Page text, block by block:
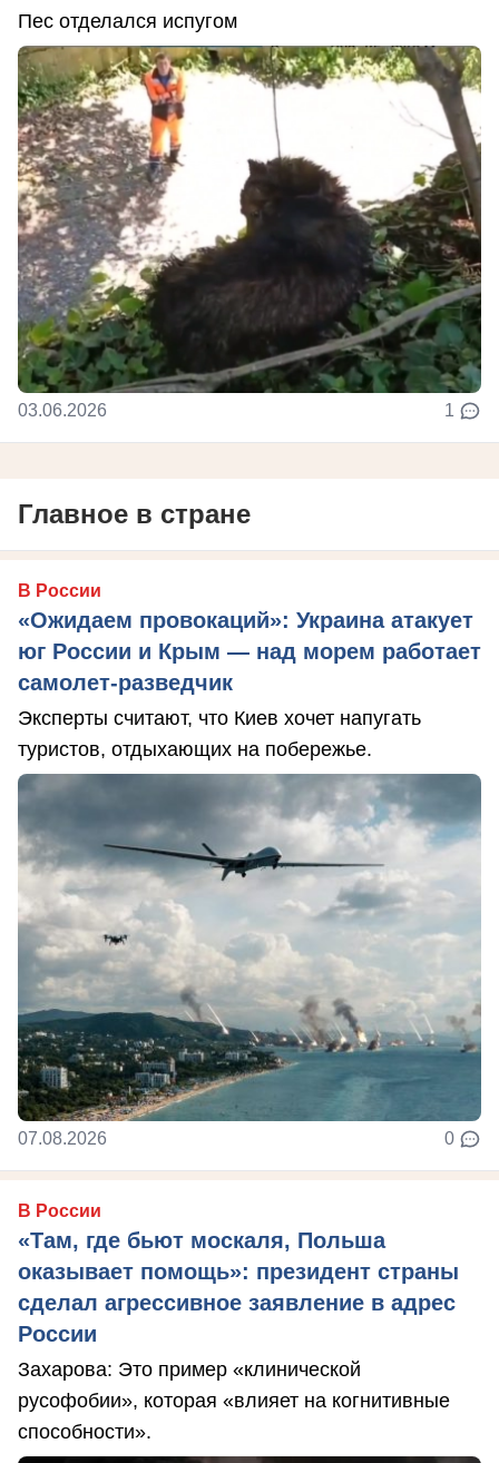
Пес отделался испугом
03.06.2026 1
Главное в стране
В России
«Ожидаем провокаций»: Украина атакует
юг России и Крым — над морем работает
самолет-разведчик
Эксперты считают, что Киев хочет напугать
туристов, отдыхающих на побережье.
07.08.2026 0
В России
«Там, где бьют москаля, Польша
оказывает помощь»: президент страны
сделал агрессивное заявление в адрес
России
Захарова: Это пример «клинической
русофобии», которая «влияет на когнитивные
способности».